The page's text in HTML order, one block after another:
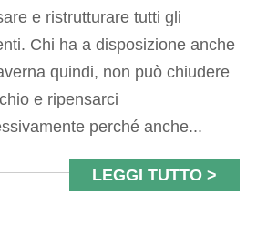
e ristrutturare tutti gli
Chi ha a disposizione anche
quindi, non può chiudere
e ripensarci
perché anche...
LEGGI TUTTO >